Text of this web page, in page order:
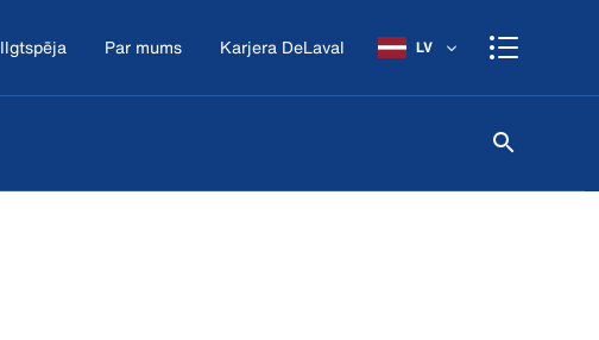
Ilgtspēja Par mums Karjera DeLaval LV